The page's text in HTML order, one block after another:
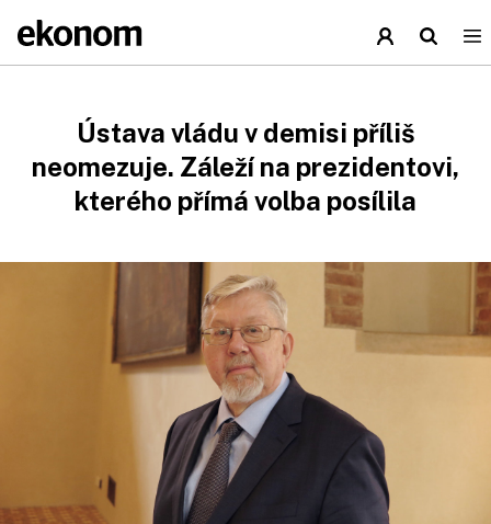
Ústava vládu v demisi příliš
neomezuje. Záleží na prezidentovi,
kterého přímá volba posílila